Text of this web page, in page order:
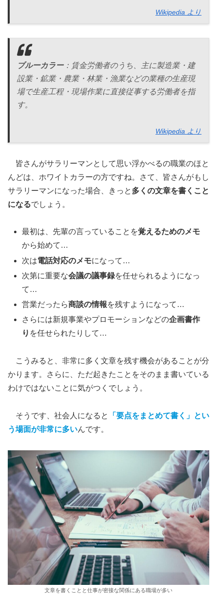
Wikipedia より
ブルーカラー：賃金労働者のうち、主に製造業・建
設業・鉱業・農業・林業・漁業などの業種の生産現
場で生産工程・現場作業に直接従事する労働者を指
す。
Wikipedia より
皆さんがサラリーマンとして思い浮かべるの職業のほと
んどは、ホワイトカラーの方ですね。さて、皆さんがもし
サラリーマンになった場合、きっと 多くの文章を書くこと
になるでしょう。
最初は、先輩の言っていることを覚えるためのメモ
から始めて…
次は電話対応のメモになって…
次第に重要な会議の議事録を任せられるようになっ
て…
営業だったら商談の情報を残すようになって…
さらには新規事業やプロモーションなどの企画書作
り を任せられたりして…
こうみると、非常に多く文章を残す機会があることが分
かります。さらに、ただ起きたことをそのまま書いている
わけではないことに気がつくでしょう。
そうです、社会人になると
「要点をまとめて書く」とい
う場面が非常に多いんです。
文章を書くことと仕事が密接な関係にある職場が多い